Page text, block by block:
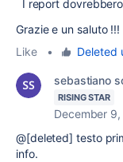
I report
Grazie e un saluto
Like
• Deleted
sebastiano
RISING STAR
December
@[deleted] testo
info.